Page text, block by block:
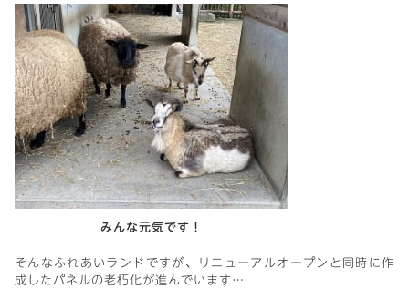
みんな元気です！
そんなふれあいランドですが、リニューアルオープンと同時に作
成したパネルの老朽化が進んでいます…